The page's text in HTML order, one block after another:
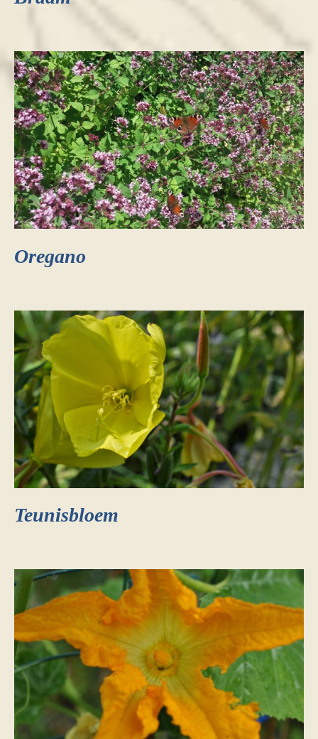
Oregano
Teunisbloem